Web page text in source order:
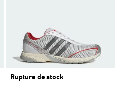
Rupture de stock